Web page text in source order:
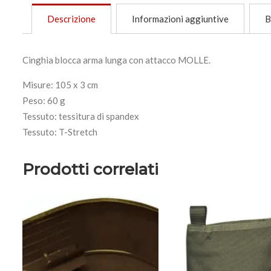
Descrizione Informazioni aggiuntive
Cinghia blocca arma lunga con attacco MOLLE.
Misure: 105 x 3 cm
Peso: 60 g
Tessuto: tessitura di spandex
Tessuto: T-Stretch
Prodotti correlati